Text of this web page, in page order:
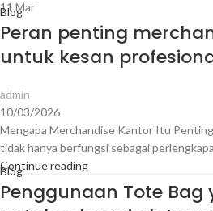
11 Mar
Blog
Peran penting
untuk kesan
admin
10/03/2026
Mengapa Merchandise Kantor Itu
tidak hanya berfungsi sebagai
Continue reading
Blog
Penggunaan Tote Bag